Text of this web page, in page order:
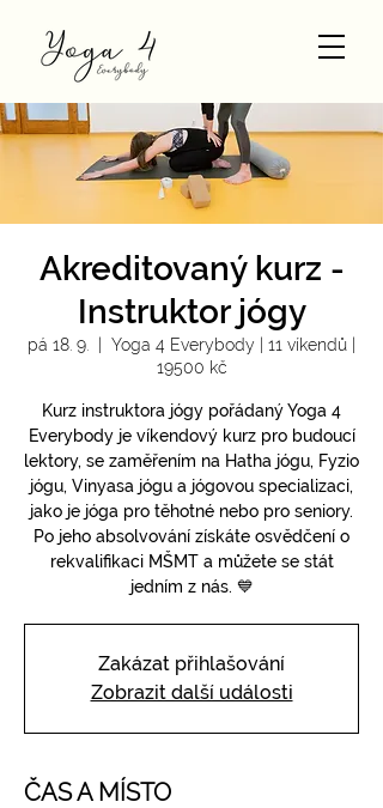
Akreditovaný kurz -
Instruktor jógy
pá 18. 9.
Yoga 4 Everybody | 11 víkendů |
19500 kč
Kurz instruktora jógy pořádaný Yoga 4
Everybody je víkendový kurz pro budoucí
lektory, se zaměřením na Hatha jógu, Fyzio
jógu, Vinyasa jógu a jógovou specializaci,
jako je jóga pro těhotné nebo pro seniory.
Po jeho absolvování získáte osvědčení o
rekvalifikaci MŠMT a můžete se stát
jedním z nás. 💙
Zakázat přihlašování
Zobrazit další události
ČAS A MÍSTO